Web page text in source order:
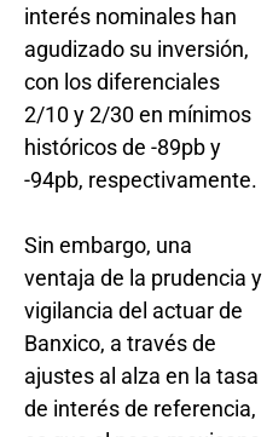
interés nominales han
agudizado su inversión,
con los diferenciales
2/10 y 2/30 en mínimos
históricos de -89pb y
-94pb, respectivamente.
Sin embargo, una
ventaja de la prudencia y
vigilancia del actuar de
Banxico, a través de
ajustes al alza en la tasa
de interés de referencia,